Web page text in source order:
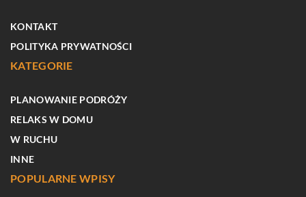
KONTAKT
POLITYKA PRYWATNOŚCI
KATEGORIE
PLANOWANIE PODRÓŻY
RELAKS W DOMU
W RUCHU
INNE
POPULARNE WPISY